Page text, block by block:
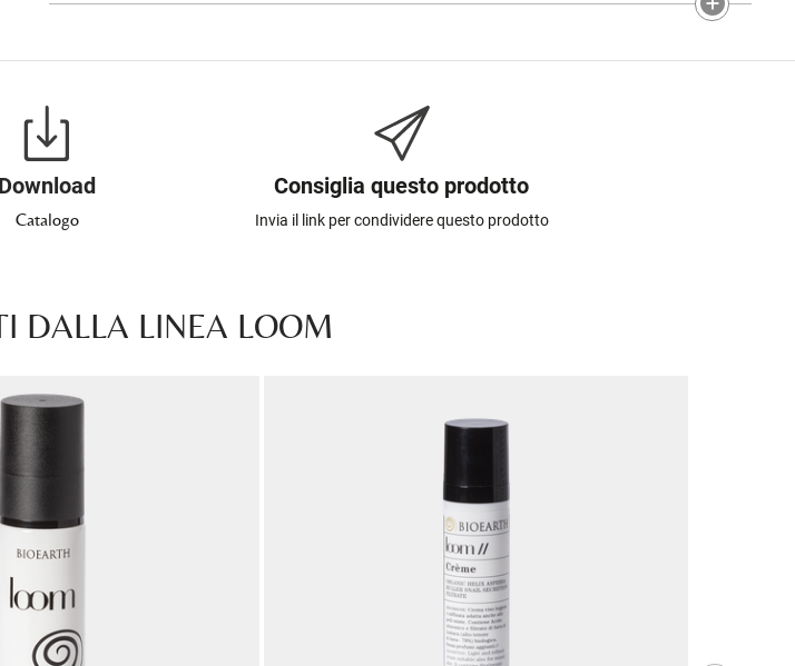
Download
Catalogo
Consiglia questo prodotto
Invia il link per condividere questo prodotto
DALLA LINEA LOOM